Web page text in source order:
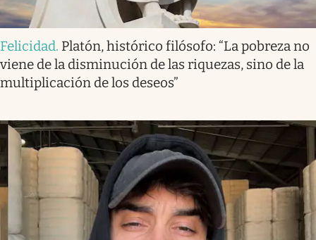
Felicidad. Platón, histórico filósofo: “La pobreza no
viene de la disminución de las riquezas, sino de la
multiplicación de los deseos”